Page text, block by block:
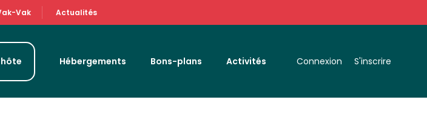
Vak Actualités
Hébergements Bons-plans Activités Connexion S'inscrire